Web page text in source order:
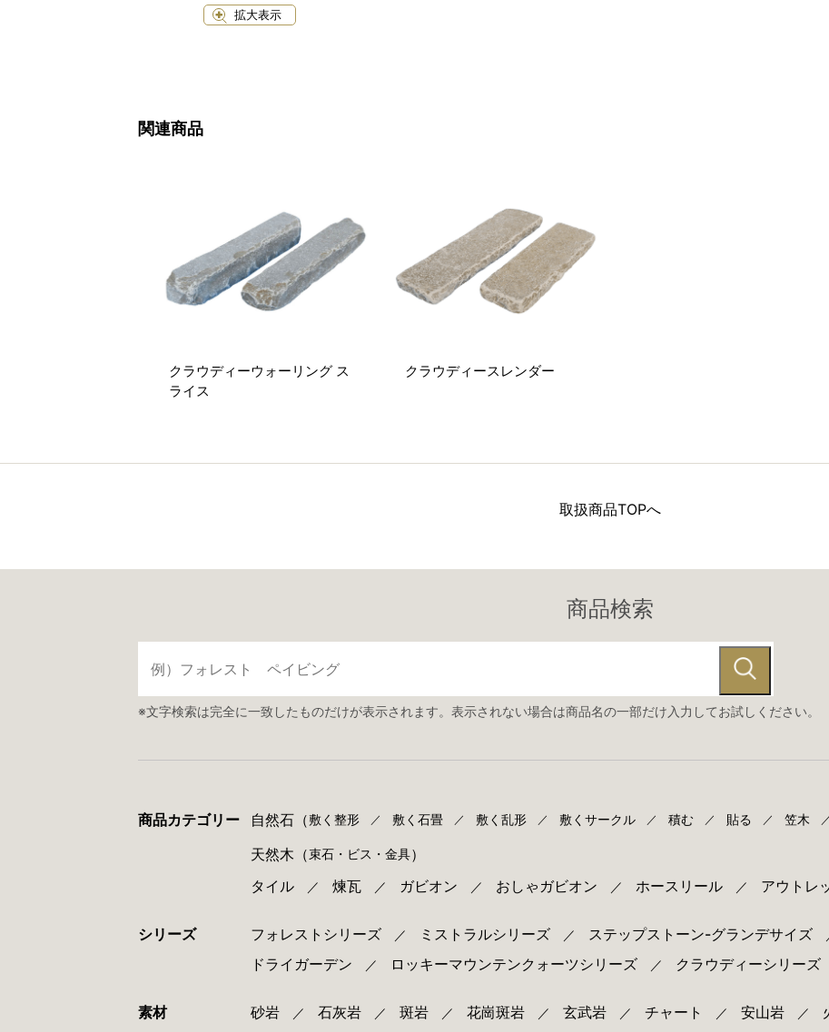
拡大表示
関連商品
クラウディーウォーリング ス
ライス
クラウディースレンダー
取扱商品TOPへ
商品検索
※文字検索は完全に一致したものだけが表示されます。表示されない場合は商品名の一部だけ入力してお試しください。
商品カテゴリー 自然石 （敷く整形 ／ 敷く石畳 ／ 敷く乱形 ／ 敷くサークル ／ 積む ／ 貼る ／ 笠木
天然木 （束⽯・ビス・⾦具）
タイル ／ 煉瓦 ／ ガビオン ／ おしゃガビオン ／ ホースリール ／ アウトレ
シリーズ フォレストシリーズ ／ ミストラルシリーズ ／ ステップストーン-グランデサイズ
ドライガーデン ／ ロッキーマウンテンクォーツシリーズ ／ クラウディーシリーズ
素材 砂岩 ／ 石灰岩 ／ 斑岩 ／ 花崗斑岩 ／ 玄武岩 ／ チャート ／ 安山岩 ／